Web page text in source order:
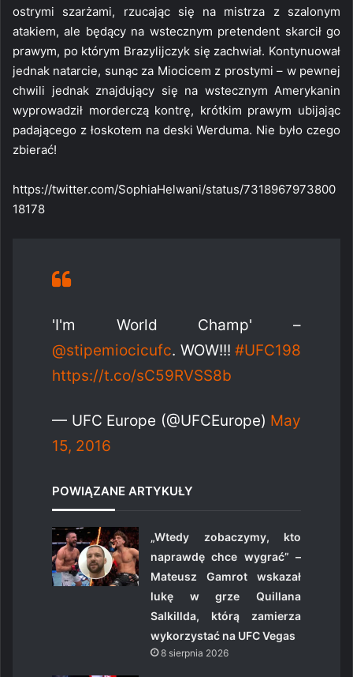
ostrymi szarżami, rzucając się na mistrza z szalonym
atakiem, ale będący na wstecznym pretendent skarcił go
prawym, po którym Brazylijczyk się zachwiał. Kontynuował
jednak natarcie, sunąc za Miocicem z prostymi – w pewnej
chwili jednak znajdujący się na wstecznym Amerykanin
wyprowadził morderczą kontrę, krótkim prawym ubijając
padającego z łoskotem na deski Werduma. Nie było czego
zbierać!
https://twitter.com/SophiaHelwani/status/7318967973800
18178
'I'm World Champ' –
@stipemiocicufc. WOW!!! #UFC198
https://t.co/sC59RVSS8b
— UFC Europe (@UFCEurope) May
15, 2016
POWIĄZANE ARTYKUŁY
„Wtedy zobaczymy, kto
naprawdę chce wygrać” –
Mateusz Gamrot wskazał
lukę w grze Quillana
Salkillda, którą zamierza
wykorzystać na UFC Vegas
8 sierpnia 2026